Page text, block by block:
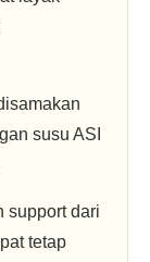
susu ASI
support dari
tetap